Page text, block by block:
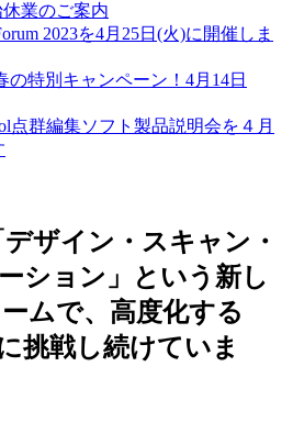
業のご案内
2023を4月25日(火)に開催しま
の特別キャンペーン！4月14日
点群編集ソフト製品説明会を４月
ザイン・スキャン・
ション」という新し
ムで、高度化する
挑戦し続けていま